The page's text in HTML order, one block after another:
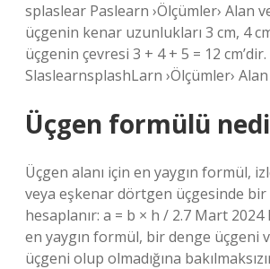
splaslear Paslearn ›Ölçümler› Alan
üçgenin kenar uzunlukları 3 cm, 4
üçgenin çevresi 3 + 4 + 5 = 12
SlaslearnsplashLarn ›Ölçümler› Alan
Üçgen formülü
Üçgen alanı için en yaygın formül,
veya eşkenar dörtgen üçgesinde
hesaplanır: a = b × h / 2.7 Mart 2024
en yaygın formül, bir denge üçgeni
üçgeni olup olmadığına